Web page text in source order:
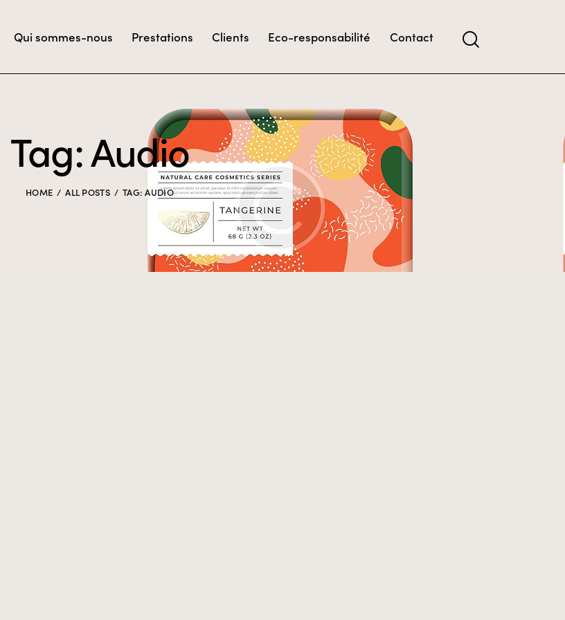
Qui sommes-nous Prestations Clients Eco-responsabilité Contact
Tag: Audio
HOME ALL POSTS TAG: AUDIO